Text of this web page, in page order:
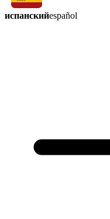
испанскийespañol